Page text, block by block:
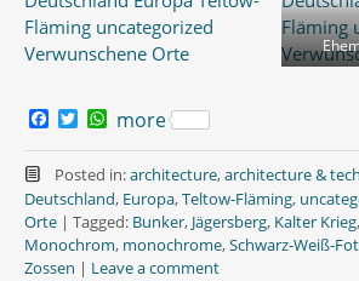
c
e
b
o
o
k
T
i
t
t
e
r
W
a
t
s
A
p
p
more
Posted in:architecture,architecture &
Deutschland, Europa,Teltow-Fläming,
Orte | Tagged: Bunker, Jägersberg, Kalter Krieg,
Monochrom, monochrome,Schwarz-Weiß-
Zossen | Leave a comment